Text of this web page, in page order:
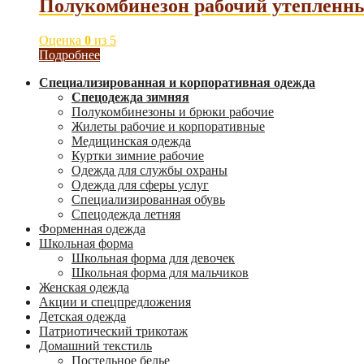
Полукомбинезон рабочий
Оценка 0 из 5
Подробнее
Специализированная и корпоративная одежда
Спецодежда зимняя
Полукомбинезоны и брюки рабочие
Жилеты рабочие и корпоративные
Медицинская одежда
Куртки зимние рабочие
Одежда для службы охраны
Одежда для сферы услуг
Специализированная обувь
Спецодежда летняя
Форменная одежда
Школьная форма
Школьная форма для девочек
Школьная форма для мальчиков
Женская одежда
Акции и спецпредложения
Детская одежда
Патриотический трикотаж
Домашний текстиль
Постельное белье